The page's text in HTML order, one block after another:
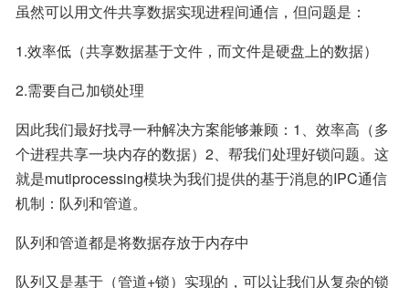
虽然可以用文件共享数据实现进程间通信，但问题是：
1.效率低（共享数据基于文件，而文件是硬盘上的数据）
2.需要自己加锁处理
因此我们最好找寻一种解决方案能够兼顾：1、效率高（多
个进程共享一块内存的数据）2、帮我们处理好锁问题。这
就是mutiprocessing模块为我们提供的基于消息的IPC通信
机制：队列和管道。
队列和管道都是将数据存放于内存中
队列又是基于（管道+锁）实现的，可以让我们从复杂的锁